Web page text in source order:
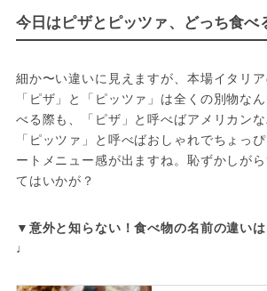
今日はピザとピッツァ、どっち食べ
細か〜い違いに見えますが、本場イタリア
「ピザ」と「ピッツァ」は全くの別物な
べる際も、「ピザ」と呼べばアメリカンな
「ピッツァ」と呼べばおしゃれでちょっ
ートメニュー感が出ますね。恥ずかしが
てはいかが？
▼意外と知らない！食べ物の名前の違い
♩